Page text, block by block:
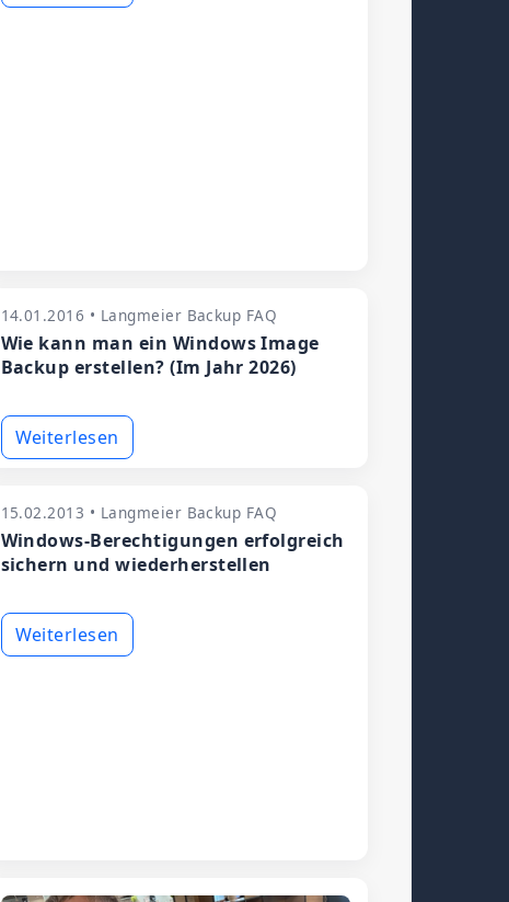
14.01.2016 • Langmeier Backup FAQ
Wie kann man ein Windows Image
Backup erstellen? (Im Jahr 2026)
Weiterlesen
15.02.2013 • Langmeier Backup FAQ
Windows-Berechtigungen erfolgreich
sichern und wiederherstellen
Weiterlesen